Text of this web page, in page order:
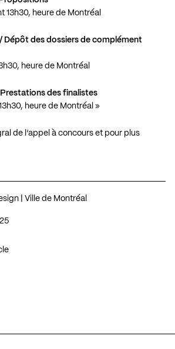
13h30, heure de Montréal
Dépôt des dossiers de complément
heure de Montréal
des finalistes
heure de Montréal »
de l’appel à concours et pour plus
| Ville de Montréal